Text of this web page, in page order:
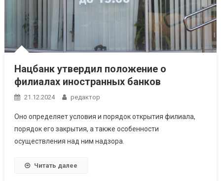
Нацбанк утвердил положение о
филиалах иностранных банков
21.12.2024 редактор
Оно определяет условия и порядок открытия филиала,
порядок его закрытия, а также особенности
осуществления над ним надзора.
Читать далее